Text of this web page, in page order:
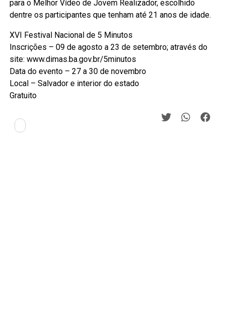
para o Melhor Vídeo de Jovem Realizador, escolhido
dentre os participantes que tenham até 21 anos de idade.
XVI Festival Nacional de 5 Minutos
Inscrições – 09 de agosto a 23 de setembro; através do
site: www.dimas.ba.gov.br/5minutos
Data do evento – 27 a 30 de novembro
Local – Salvador e interior do estado
Gratuito